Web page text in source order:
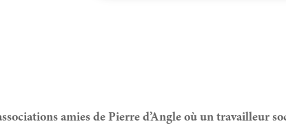
amies de Pierre d’Angle où un travailleur